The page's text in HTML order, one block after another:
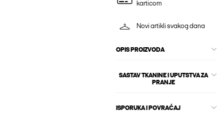
karticom
Novi artikli svakog dana
OPIS PROIZVODA
SASTAV TKANINE I UPUTSTVA ZA
PRANJE
ISPORUKA I POVRAĆAJ